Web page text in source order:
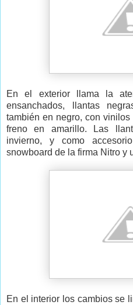
En el exterior llama la
ensanchados, llantas
también en negro, con
freno en amarillo. Las
invierno, y como
snowboard de la firma Nitro y
En el interior los cambios se